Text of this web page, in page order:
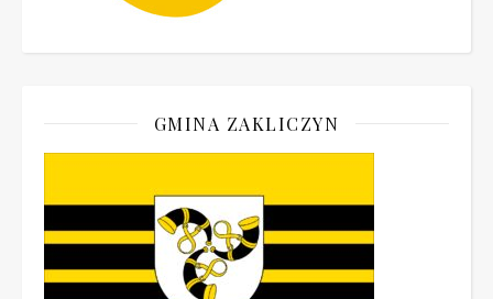
GMINA ZAKLICZYN